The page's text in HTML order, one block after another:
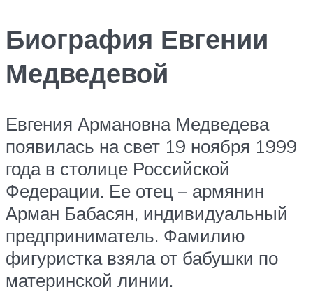
Биография Евгении
Медведевой
Евгения Армановна Медведева
появилась на свет 19 ноября 1999
года в столице Российской
Федерации. Ее отец – армянин
Арман Бабасян, индивидуальный
предприниматель. Фамилию
фигуристка взяла от бабушки по
материнской линии.